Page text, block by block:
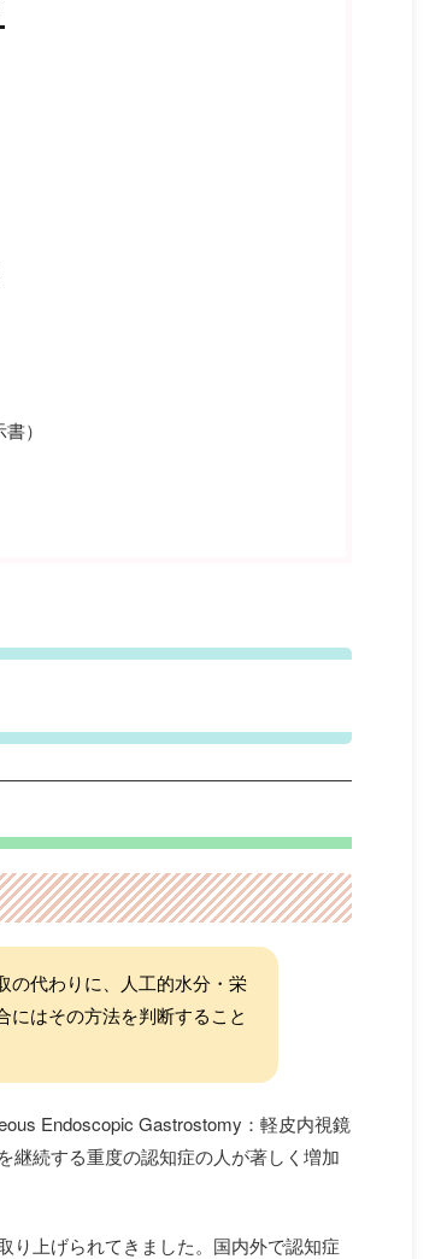
）
の代わりに、人工的水分・栄
にはその方法を判断すること
Endoscopic Gastrostomy：軽皮内視鏡
継続する重度の認知症の人が著しく増加
り上げられてきました。国内外で認知症